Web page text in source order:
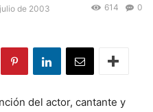
de 2003 0
614
del actor, cantante y